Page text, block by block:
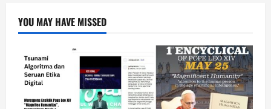
YOU MAY HAVE MISSED